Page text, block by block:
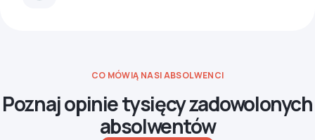
CO MÓWIĄ NASI ABSOLWENCI
Poznaj opinie tysięcy zadowolonych
absolwentów